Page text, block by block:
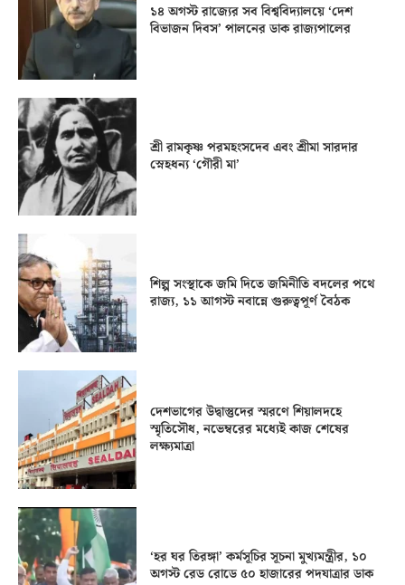
১৪ অগস্ট রাজ্যের সব বিশ্ববিদ্যালয়ে ‘দেশ
বিভাজন দিবস’ পালনের ডাক রাজ্যপালের
শ্রী রামকৃষ্ণ পরমহংসদেব এবং শ্রীমা সারদার
স্নেহধন্য ‘গৌরী মা’
শিল্প সংস্থাকে জমি দিতে জমিনীতি বদলের পথে
রাজ্য, ১১ আগস্ট নবান্নে গুরুত্বপূর্ণ বৈঠক
দেশভাগের উদ্বাস্তুদের স্মরণে শিয়ালদহে
স্মৃতিসৌধ, নভেম্বরের মধ্যেই কাজ শেষের
লক্ষ্যমাত্রা
‘হর ঘর তিরঙ্গা’ কর্মসূচির সূচনা মুখ্যমন্ত্রীর, ১০
অগস্ট রেড রোডে ৫০ হাজারের পদযাত্রার ডাক